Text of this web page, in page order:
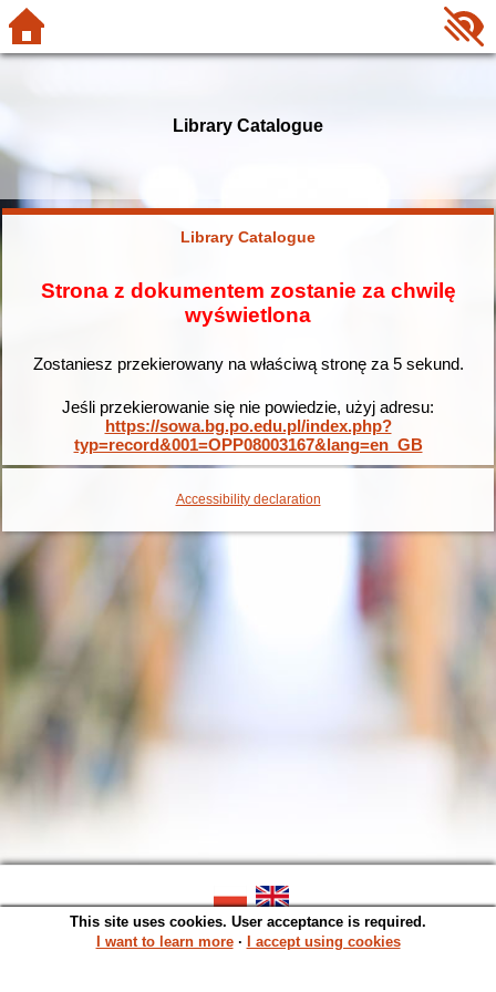
Library Catalogue
Library Catalogue
Strona z dokumentem zostanie za chwilę
wyświetlona
Zostaniesz przekierowany na właściwą stronę za 5sekund.
Jeśli przekierowanie się nie powiedzie, użyj adresu:
https://sowa.bg.po.edu.pl/index.php?
typ=record&001=OPP08003167&lang=en_GB
Accessibility declaration
SOWA OPAC v. 6.11.10 (2026-07-24)
Generated in 0,0012 s.
This site uses cookies. User acceptance is required.
I want to learn more∙ I accept using cookies